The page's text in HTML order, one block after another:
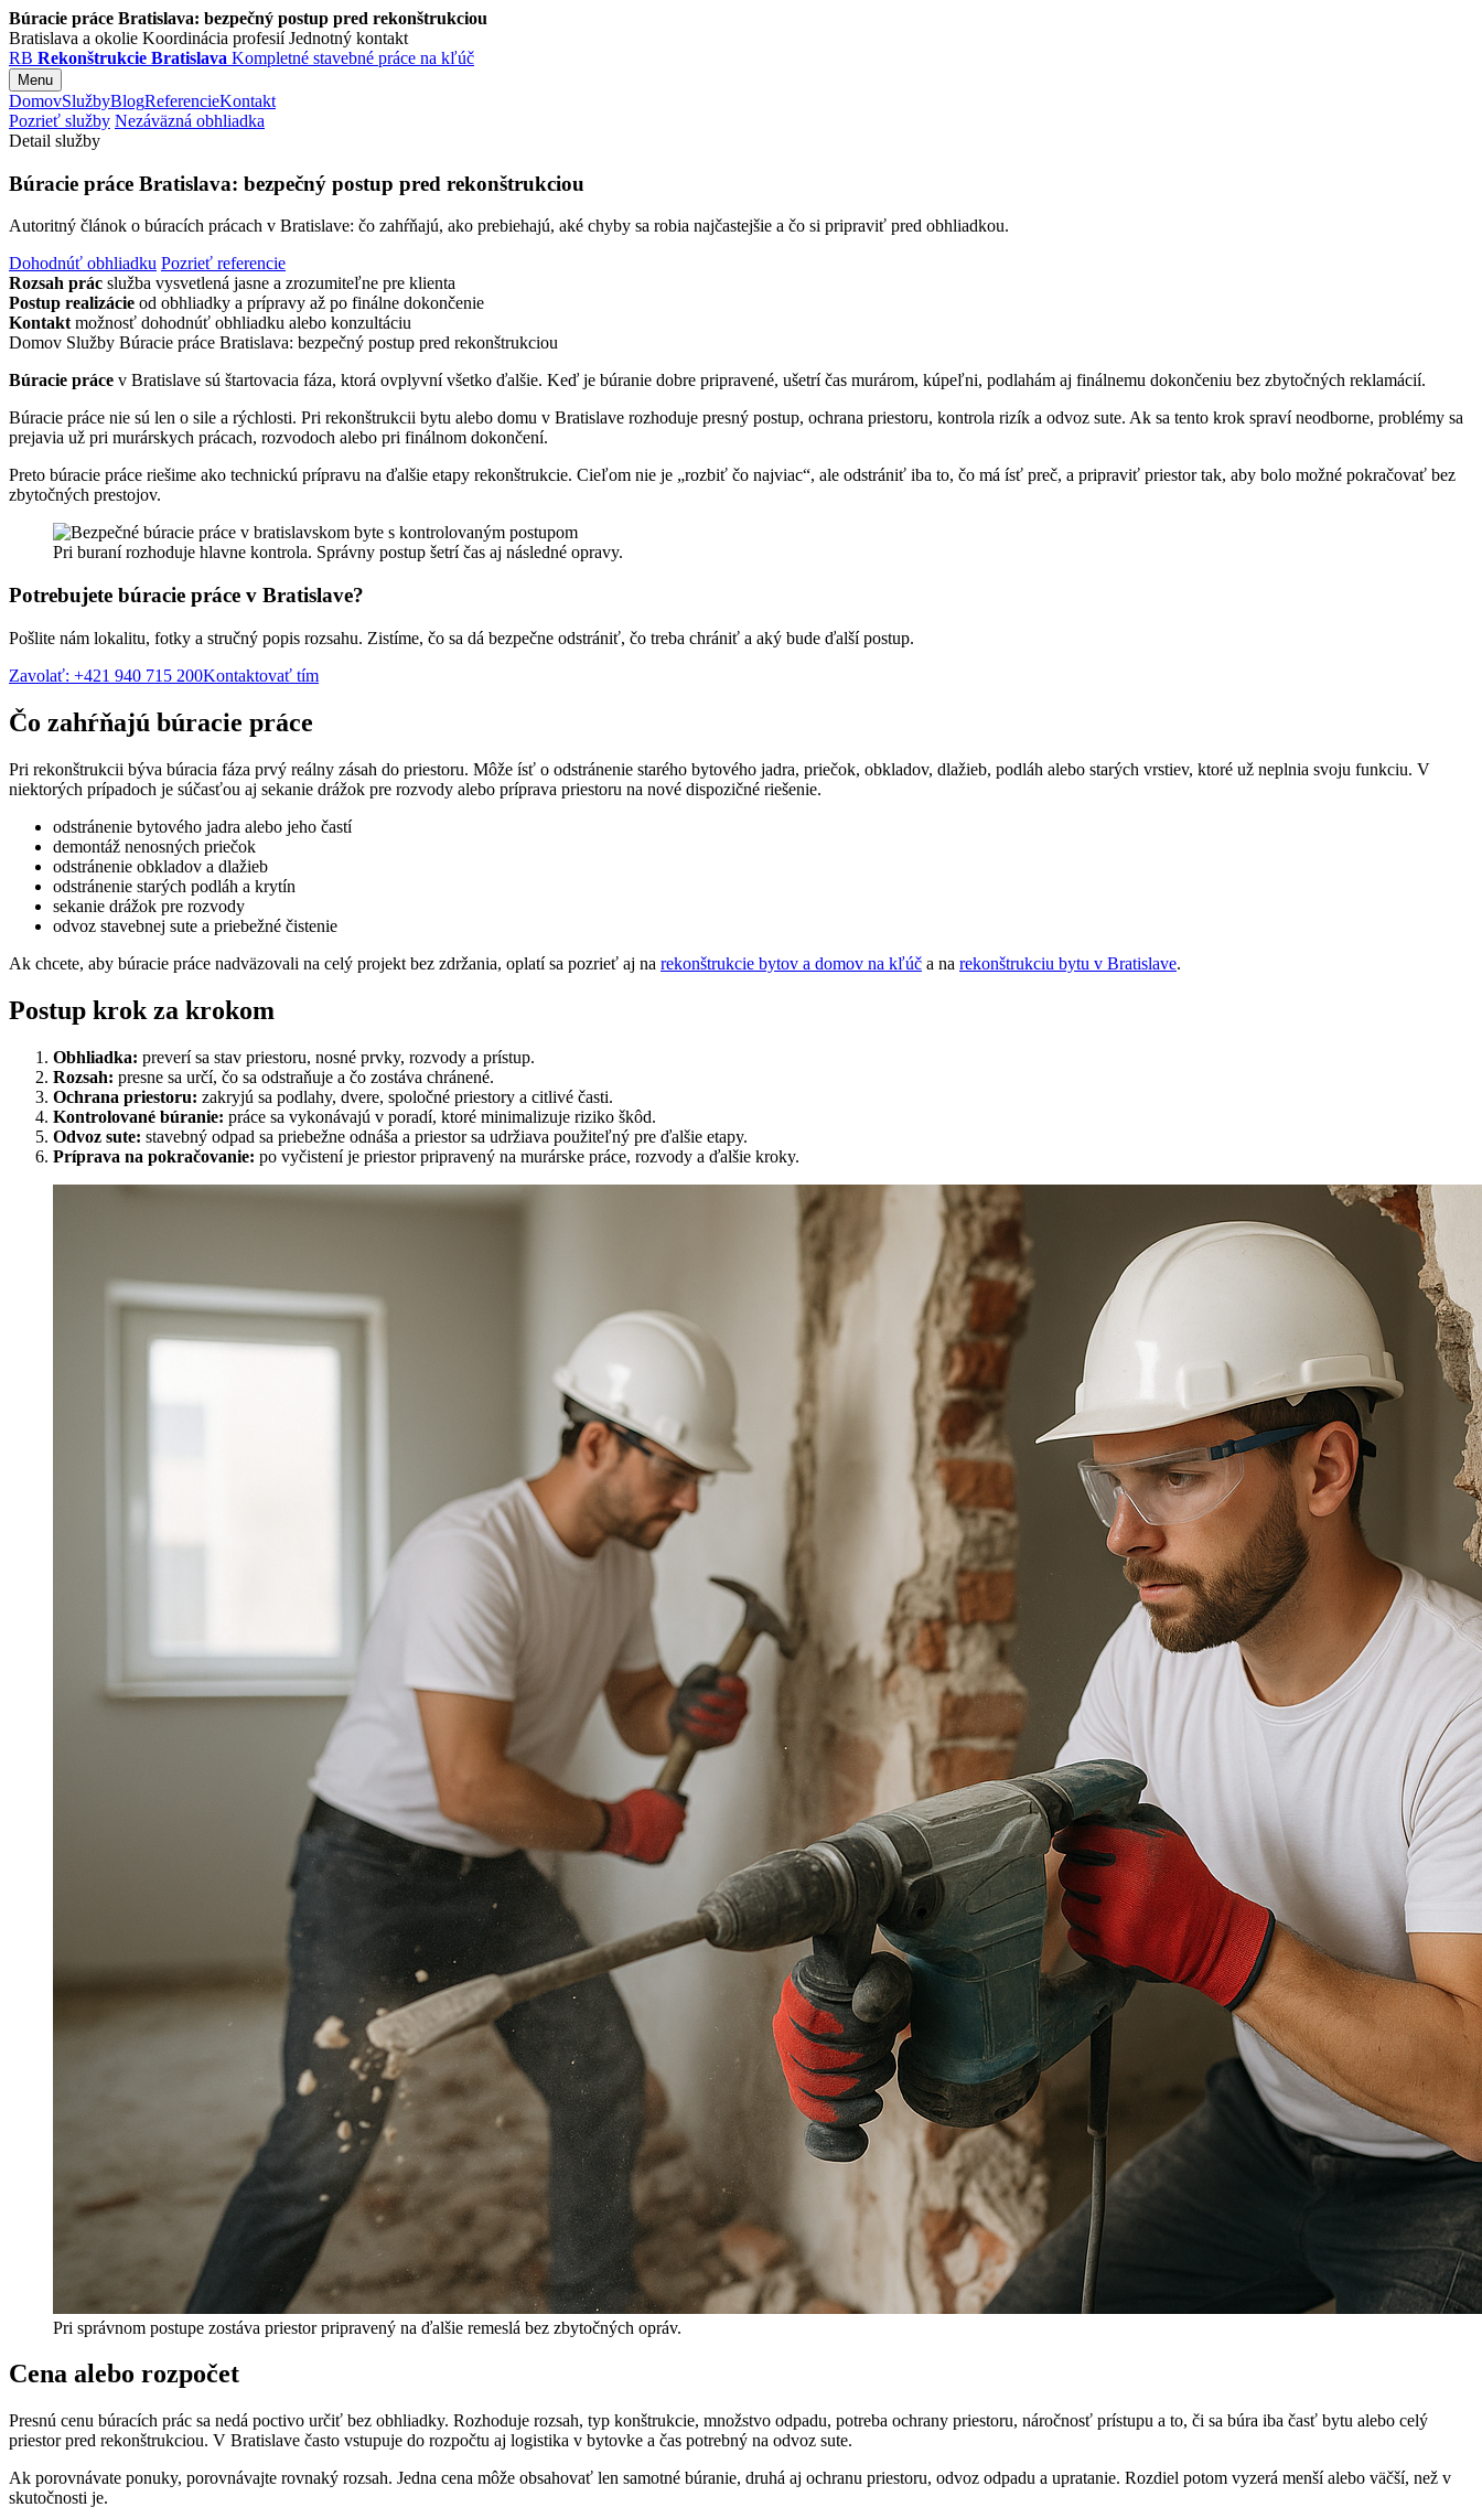
Búracie práce Bratislava: bezpečný postup pred rekonštrukciou
Bratislava a okolie Koordinácia profesií Jednotný kontakt
RB Rekonštrukcie Bratislava Kompletné stavebné práce na kľúč
Menu
DomovSlužbyBlogReferencieKontakt
Pozrieť služby Nezáväzná obhliadka
Detail služby
Búracie práce Bratislava: bezpečný postup pred rekonštrukciou
Autoritný článok o búracích prácach v Bratislave: čo zahŕňajú, ako prebiehajú, aké chyby sa robia najčastejšie a čo si pripraviť pred obhliadkou.
Dohodnúť obhliadku Pozrieť referencie
Rozsah prác služba vysvetlená jasne a zrozumiteľne pre klienta
Postup realizácie od obhliadky a prípravy až po finálne dokončenie
Kontakt možnosť dohodnúť obhliadku alebo konzultáciu
Domov Služby Búracie práce Bratislava: bezpečný postup pred rekonštrukciou
Búracie práce v Bratislave sú štartovacia fáza, ktorá ovplyvní všetko ďalšie. Keď je búranie dobre pripravené, ušetrí čas murárom, kúpeľni, podlahám aj finálnemu dokončeniu bez zbytočných reklamácií.
Búracie práce nie sú len o sile a rýchlosti. Pri rekonštrukcii bytu alebo domu v Bratislave rozhoduje presný postup, ochrana priestoru, kontrola rizík a odvoz sute. Ak sa tento krok spraví neodborne, problémy sa
prejavia už pri murárskych prácach, rozvodoch alebo pri finálnom dokončení.
Preto búracie práce riešime ako technickú prípravu na ďalšie etapy rekonštrukcie. Cieľom nie je „rozbiť čo najviac“, ale odstrániť iba to, čo má ísť preč, a pripraviť priestor tak, aby bolo možné pokračovať bez
zbytočných prestojov.
Pri buraní rozhoduje hlavne kontrola. Správny postup šetrí čas aj následné opravy.
Potrebujete búracie práce v Bratislave?
Pošlite nám lokalitu, fotky a stručný popis rozsahu. Zistíme, čo sa dá bezpečne odstrániť, čo treba chrániť a aký bude ďalší postup.
Zavolať: +421 940 715 200Kontaktovať tím
Čo zahŕňajú búracie práce
Pri rekonštrukcii býva búracia fáza prvý reálny zásah do priestoru. Môže ísť o odstránenie starého bytového jadra, priečok, obkladov, dlažieb, podláh alebo starých vrstiev, ktoré už neplnia svoju funkciu. V
niektorých prípadoch je súčasťou aj sekanie drážok pre rozvody alebo príprava priestoru na nové dispozičné riešenie.
odstránenie bytového jadra alebo jeho častí
demontáž nenosných priečok
odstránenie obkladov a dlažieb
odstránenie starých podláh a krytín
sekanie drážok pre rozvody
odvoz stavebnej sute a priebežné čistenie
Ak chcete, aby búracie práce nadväzovali na celý projekt bez zdržania, oplatí sa pozrieť aj na rekonštrukcie bytov a domov na kľúč a na rekonštrukciu bytu v Bratislave.
Postup krok za krokom
Obhliadka: preverí sa stav priestoru, nosné prvky, rozvody a prístup.
Rozsah: presne sa určí, čo sa odstraňuje a čo zostáva chránené.
Ochrana priestoru: zakryjú sa podlahy, dvere, spoločné priestory a citlivé časti.
Kontrolované búranie: práce sa vykonávajú v poradí, ktoré minimalizuje riziko škôd.
Odvoz sute: stavebný odpad sa priebežne odnáša a priestor sa udržiava použiteľný pre ďalšie etapy.
Príprava na pokračovanie: po vyčistení je priestor pripravený na murárske práce, rozvody a ďalšie kroky.
Pri správnom postupe zostáva priestor pripravený na ďalšie remeslá bez zbytočných opráv.
Cena alebo rozpočet
Presnú cenu búracích prác sa nedá poctivo určiť bez obhliadky. Rozhoduje rozsah, typ konštrukcie, množstvo odpadu, potreba ochrany priestoru, náročnosť prístupu a to, či sa búra iba časť bytu alebo celý
priestor pred rekonštrukciou. V Bratislave často vstupuje do rozpočtu aj logistika v bytovke a čas potrebný na odvoz sute.
Ak porovnávate ponuky, porovnávajte rovnaký rozsah. Jedna cena môže obsahovať len samotné búranie, druhá aj ochranu priestoru, odvoz odpadu a upratanie. Rozdiel potom vyzerá menší alebo väčší, než v
skutočnosti je.